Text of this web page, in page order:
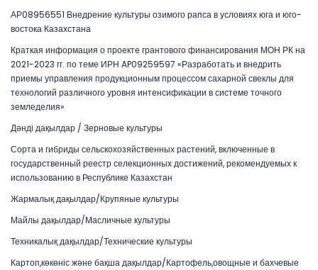
АР08956551 Внедрение культуры озимого рапса в условиях юга и юго-
востока Казахстана
Краткая информация о проекте грантового финансирования МОН РК на
2021-2023 гг. по теме ИРН AP09259597 «Разработать и внедрить
приемы управления продукционным процессом сахарной свеклы для
технологий различного уровня интенсификации в системе точного
земледелия»
Дәнді дақылдар / Зерновые культуры
Сорта и гибриды сельскохозяйственных растений, включенные в
государственный реестр селекционных достижений, рекомендуемых к
использованию в Республике Казахстан
Жармалық дақылдар/Крупяные культуры
Майлы дақылдар/Масличные культуры
Техникалық дақылдар/Технические культуры
Картоп,көкөніс және бақша дақылдар/Картофель,овощные и бахчевые